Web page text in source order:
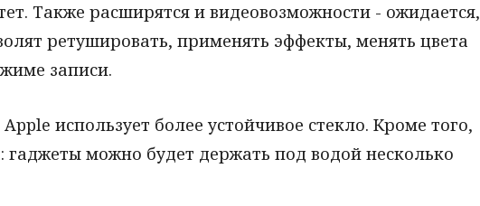
Также расширятся и видеовозможности - ожидается,
ретушировать, применять эффекты, менять цвета
записи.
использует более устойчивое стекло. Кроме того,
гаджеты можно будет держать под водой несколько